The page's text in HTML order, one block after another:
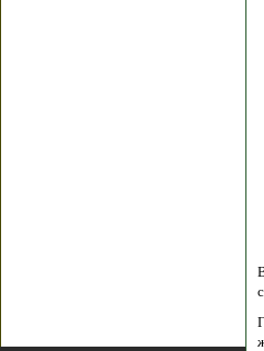
Ваш